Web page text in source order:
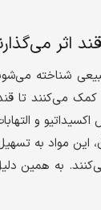
اثر
شناخته
کمک می‌کنند تا
و
این مواد به
به همین